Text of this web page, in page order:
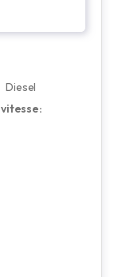
Diesel